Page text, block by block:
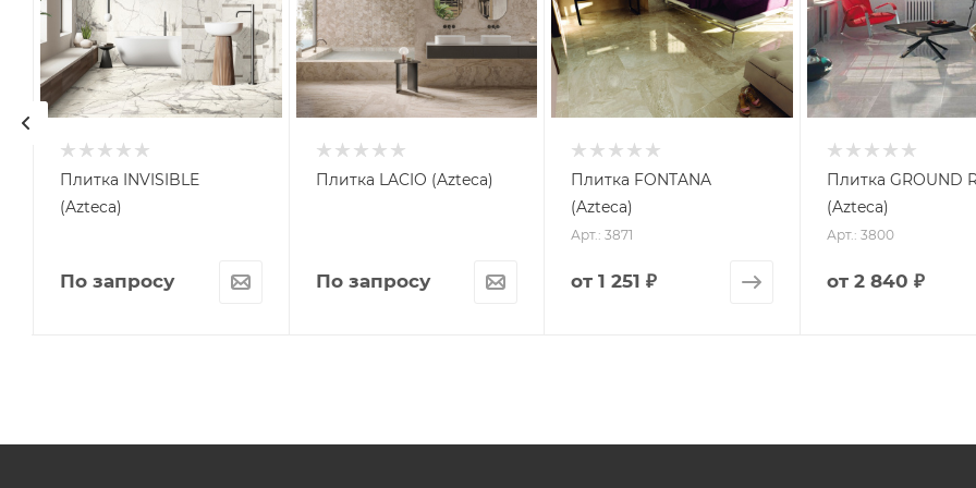
Плитка INVISIBLE
(Azteca)
По запросу
Плитка LACIO (Azteca)
По запросу
Плитка FONTANA
(Azteca)
Арт.: 3871
от1 251 ₽
Плитка GROUND
(Azteca)
Арт.: 3800
от 2 840 ₽